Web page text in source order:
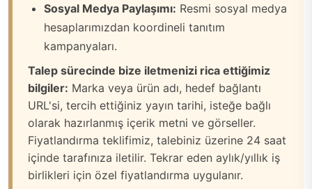
Sosyal Medya Paylaşımı: Resmi sosyal medya
hesaplarımızdan koordineli tanıtım
kampanyaları.
Talep sürecinde bize iletmenizi rica ettiğimiz
bilgiler: Marka veya ürün adı, hedef bağlantı
URL'si, tercih ettiğiniz yayın tarihi, isteğe bağlı
olarak hazırlanmış içerik metni ve görseller.
Fiyatlandırma teklifimiz, talebiniz üzerine 24 saat
içinde tarafınıza iletilir. Tekrar eden aylık/yıllık iş
birlikleri için özel fiyatlandırma uygulanır.